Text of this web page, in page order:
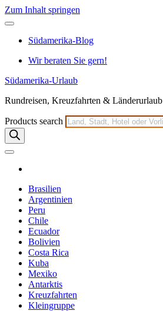
Zum Inhalt springen
Südamerika-Blog
Wir beraten Sie gern!
Südamerika-Urlaub
Rundreisen, Kreuzfahrten & Länderurlaub
Products search
Brasilien
Argentinien
Peru
Chile
Ecuador
Bolivien
Costa Rica
Kuba
Mexiko
Antarktis
Kreuzfahrten
Kleingruppe